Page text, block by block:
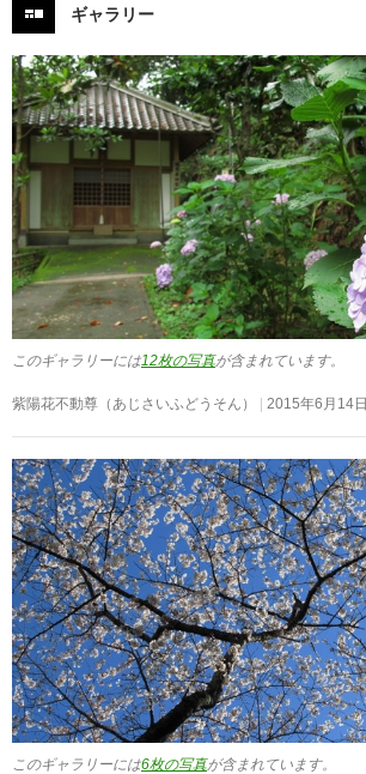
ギャラリー
このギャラリーには12枚の写真が含まれています。
紫陽花不動尊（あじさいふどうそん） 2015年6月14日
このギャラリーには6枚の写真が含まれています。